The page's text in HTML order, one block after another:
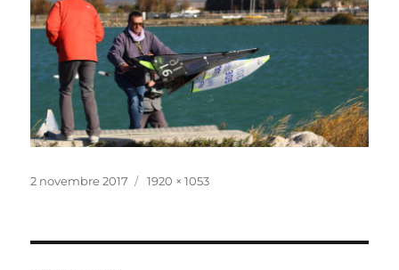
Publié
2 novembre 2017
Taille
1920 × 1053